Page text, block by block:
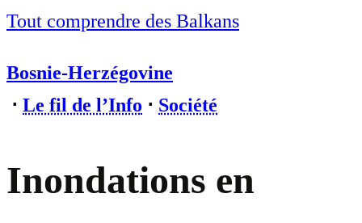
Tout comprendre des Balkans
Bosnie-Herzégovine
⋅ Le fil de l’Info ⋅ Société
Inondations en